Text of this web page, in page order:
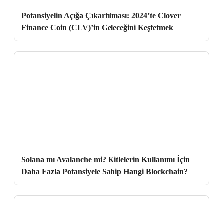
Potansiyelin Açığa Çıkartılması: 2024’te Clover
Finance Coin (CLV)’in Geleceğini Keşfetmek
Solana mı Avalanche mi? Kitlelerin Kullanımı İçin
Daha Fazla Potansiyele Sahip Hangi Blockchain?